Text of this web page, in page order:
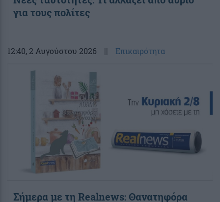
για τους πολίτες
12:40, 2 Αυγούστου 2026 || Επικαιρότητα
Σήμερα με τη Realnews: Θανατηφόρα